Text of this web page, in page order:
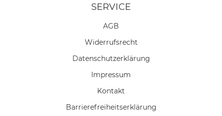
SERVICE
AGB
Widerrufs­recht
Daten­schutz­erklärung
Impressum
Kontakt
Barrierefreiheitserklärung